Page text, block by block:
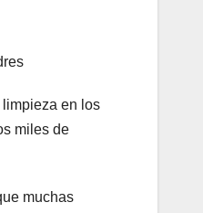
en los
miles de
muchas